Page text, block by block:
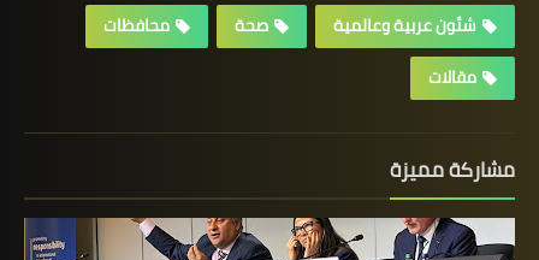
شئون عربية وعالمية
صحة
محافظات
مقالات
مشاركة مميزة